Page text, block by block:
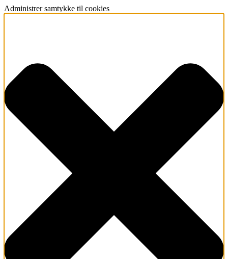
Administrer samtykke til cookies